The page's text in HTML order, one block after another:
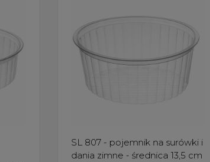
SL 807 - pojemnik na surówki i
dania zimne - średnica 13,5 cm